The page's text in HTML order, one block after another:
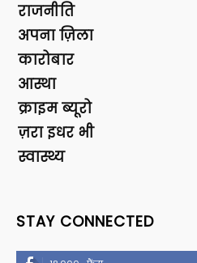
राजनीति
अपना ज़िला
कारोबार
आस्था
क्राइम ब्यूरो
ज़रा इधर भी
स्वास्थ्य
STAY CONNECTED